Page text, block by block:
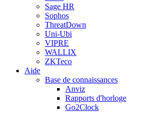
Sage HR
Sophos
ThreatDown
Uni-Ubi
VIPRE
WALLIX
ZKTeco
Aide
Base de connaissances
Anviz
Rapports d'horloge
Go2Clock